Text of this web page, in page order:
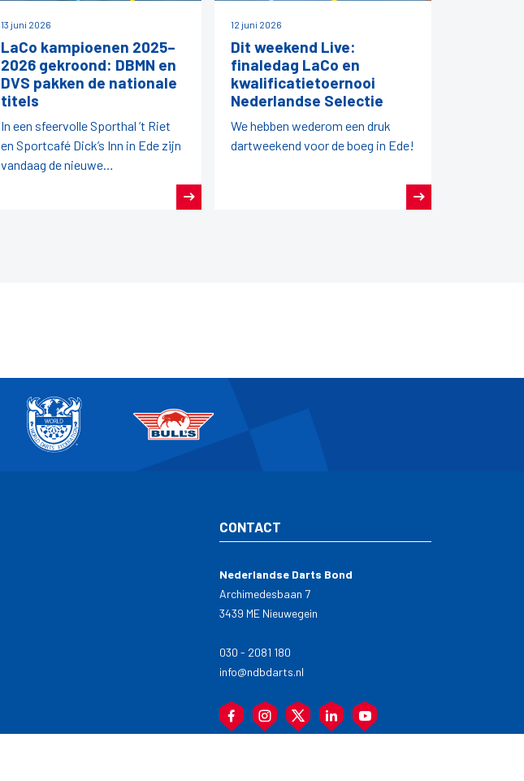
13 juni 2026
LaCo kampioenen 2025–
2026 gekroond: DBMN en
DVS pakken de nationale
titels
In een sfeervolle Sporthal ’t Riet
en Sportcafé Dick’s Inn in Ede zijn
vandaag de nieuwe
12 juni 2026
Dit weekend Live:
finaledag LaCo en
kwalificatietoernooi
Nederlandse Selectie
We hebben wederom een druk
dartweekend voor de boeg in Ede!
CONTACT
Nederlandse Darts Bond
Archimedesbaan 7
3439 ME Nieuwegein
030 - 2081 180
info@ndbdarts.nl